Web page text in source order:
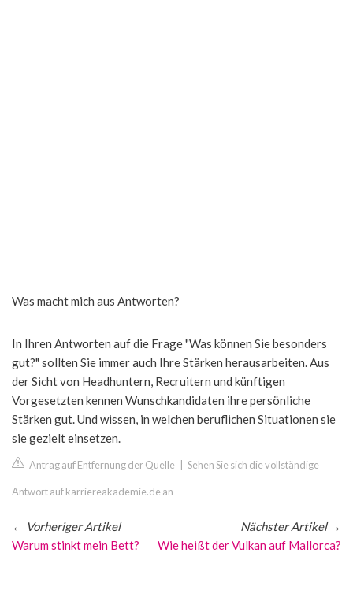
Was macht mich aus Antworten?
In Ihren Antworten auf die Frage "Was können Sie besonders
gut?" sollten Sie immer auch Ihre Stärken herausarbeiten. Aus
der Sicht von Headhuntern, Recruitern und künftigen
Vorgesetzten kennen Wunschkandidaten ihre persönliche
Stärken gut. Und wissen, in welchen beruflichen Situationen sie
sie gezielt einsetzen.
Antrag auf Entfernung der Quelle Sehen Sie sich die vollständige
Antwort auf karriereakademie.de an
← Vorheriger Artikel
Warum stinkt mein Bett?
Nächster Artikel→
Wie heißt der Vulkan auf Mallorca?